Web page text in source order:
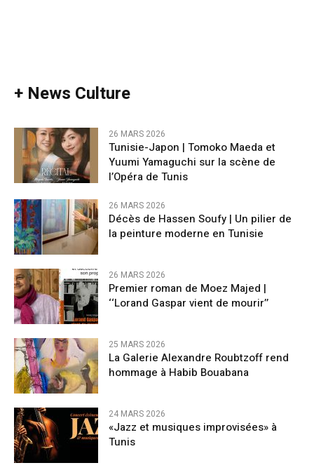
+ News Culture
26 MARS 2026
Tunisie-Japon | Tomoko Maeda et
Yuumi Yamaguchi sur la scène de
l’Opéra de Tunis
26 MARS 2026
Décès de Hassen Soufy | Un pilier de
la peinture moderne en Tunisie
26 MARS 2026
Premier roman de Moez Majed |
‘‘Lorand Gaspar vient de mourir’’
25 MARS 2026
La Galerie Alexandre Roubtzoff rend
hommage à Habib Bouabana
24 MARS 2026
«Jazz et musiques improvisées» à
Tunis